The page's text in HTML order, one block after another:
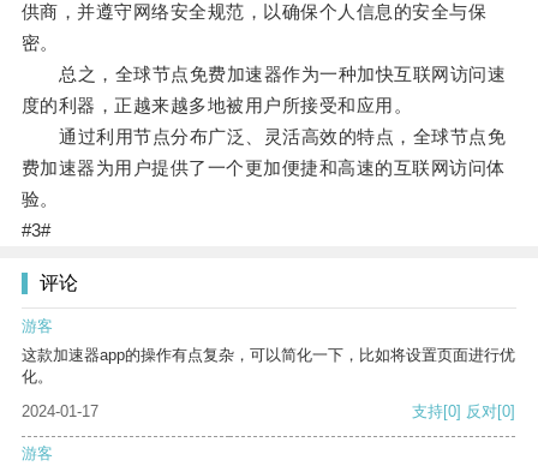
供商，并遵守网络安全规范，以确保个人信息的安全与保
密。
总之，全球节点免费加速器作为一种加快互联网访问速
度的利器，正越来越多地被用户所接受和应用。
通过利用节点分布广泛、灵活高效的特点，全球节点免
费加速器为用户提供了一个更加便捷和高速的互联网访问体
验。
#3#
评论
游客
这款加速器app的操作有点复杂，可以简化一下，比如将设置页面进行优
化。
2024-01-17
支持[0] 反对[0]
游客